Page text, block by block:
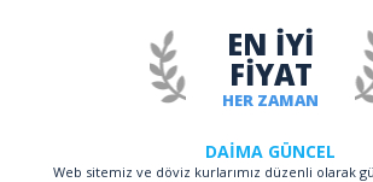
HER ZAMAN
EN İYİ
FİYAT
DAİMA GÜNCEL
Web sitemiz ve döviz kurlarımız düzenli olarak